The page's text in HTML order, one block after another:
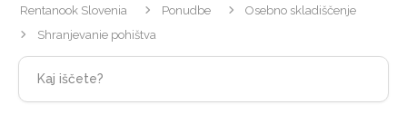
Rentanook Slovenia Ponudbe
Osebno skladiščenje
Shranjevanie pohištva